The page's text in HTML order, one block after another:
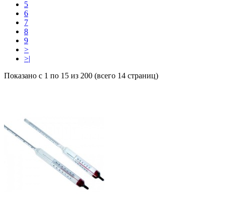
5
6
7
8
9
>
>|
Показано с 1 по 15 из 200 (всего 14 страниц)